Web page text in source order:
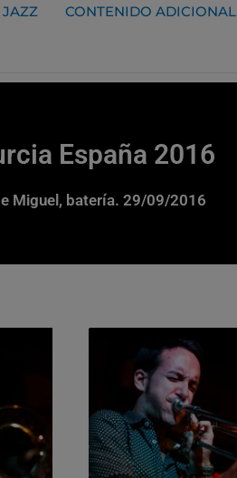
JAZZ
CONTENIDO ADICIONAL
España 2016
Miguel, batería. 29/09/2016